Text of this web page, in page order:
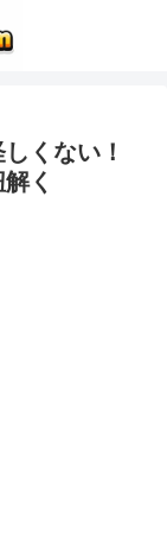
くない！
く